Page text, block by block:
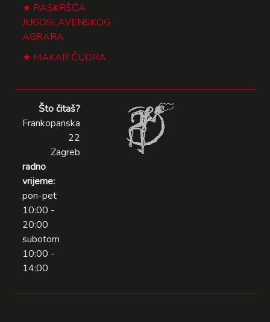
RASKRŠĆA
JUGOSLAVENSKOG
AGRARA
MAKAR ČUDRA
Što čitaš?
Frankopanska
22
Zagreb
radno
vrijeme:
pon-pet
10:00 -
20:00
subotom
10:00 -
14:00